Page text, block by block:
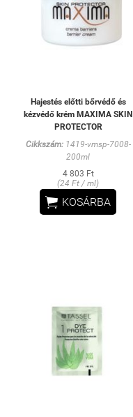
Hajestés előtti bőrvédő és
kézvédő krém MAXIMA SKIN
PROTECTOR
Cikkszám:1419-vmsp-7008-
200ml
4 803 Ft
(24 Ft / ml)
 KOSÁRBA